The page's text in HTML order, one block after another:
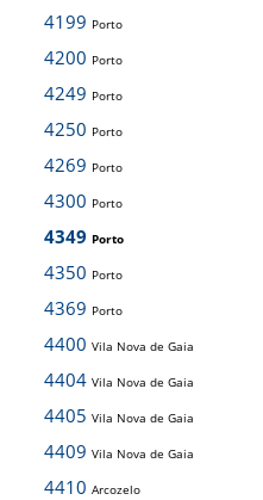
4199 Porto
4200 Porto
4249 Porto
4250 Porto
4269 Porto
4300 Porto
4349 Porto
4350 Porto
4369 Porto
4400 Vila Nova de Gaia
4404 Vila Nova de Gaia
4405 Vila Nova de Gaia
4409 Vila Nova de Gaia
4410 Arcozelo